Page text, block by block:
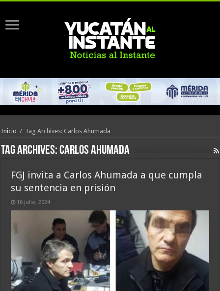
Inicio / Tag Archives: Carlos Ahumada
Tag Archives:Carlos Ahumada
FGJ invita a Carlos Ahumada a que cumpla
su sentencia en prisión
16 julio, 2024